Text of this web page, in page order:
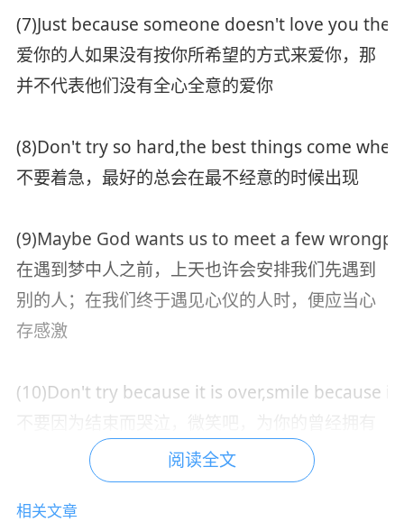
(7)Just because someone doesn't love you
爱你的人如果没有按你所希望的方式来爱你，那
并不代表他们没有全心全意的爱你
(8)Don't try so hard,the best things come
不要着急，最好的总会在最不经意的时候出现
(9)Maybe God wants us to meet a few
在遇到梦中人之前，上天也许会安排我们先遇到
别的人；在我们终于遇见心仪的人时，便应当心
存感激
(10)Don't try because it is over,smile because
阅读全文
相关文章